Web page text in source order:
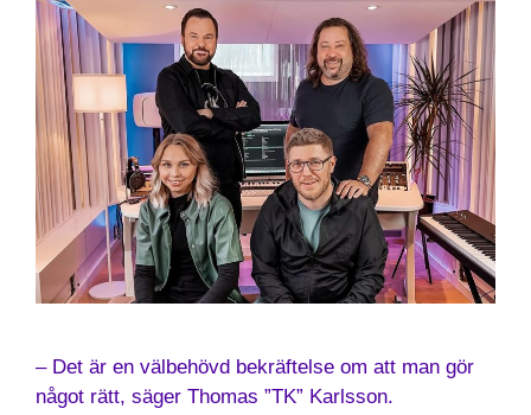
– Det är en välbehövd bekräftelse om att man gör
något rätt, säger Thomas ”TK” Karlsson.